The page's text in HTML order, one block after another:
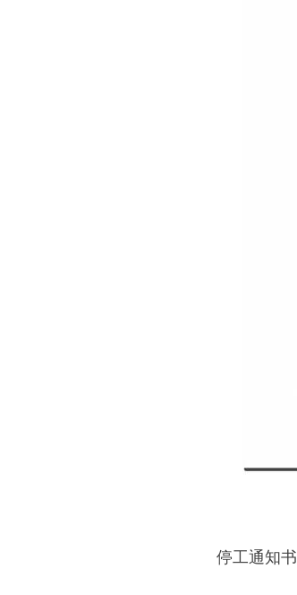
停工通知书